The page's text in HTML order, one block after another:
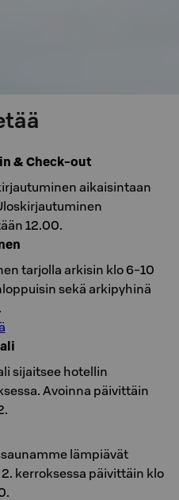
& Check-out
aikaisintaan
12.00.
tarjolla arkisin klo 6-10
sekä arkipyhinä
sijaitsee hotellin
Avoinna päivittäin
lämpiävät
kerroksessa päivittäin klo